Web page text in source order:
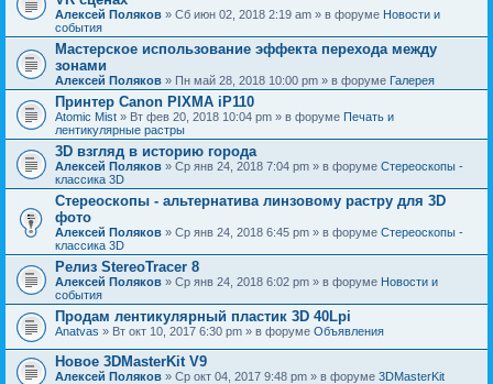
Алексей Поляков » Сб июн 02, 2018 2:19 am » в форуме Новости и
события
Мастерское использование эффекта перехода между
зонами
Алексей Поляков » Пн май 28, 2018 10:00 pm » в форуме Галерея
Принтер Canon PIXMA iP110
Atomic Mist » Вт фев 20, 2018 10:04 pm » в форуме Печать и
лентикулярные растры
3D взгляд в историю города
Алексей Поляков » Ср янв 24, 2018 7:04 pm » в форуме Стереоскопы -
классика 3D
Стереоскопы - альтернатива линзовому растру для 3D
фото
Алексей Поляков » Ср янв 24, 2018 6:45 pm » в форуме Стереоскопы -
классика 3D
Релиз StereoTracer 8
Алексей Поляков » Ср янв 24, 2018 6:02 pm » в форуме Новости и
события
Продам лентикулярный пластик 3D 40Lpi
Anatvas » Вт окт 10, 2017 6:30 pm » в форуме Объявления
Новое 3DMasterKit V9
Алексей Поляков » Ср окт 04, 2017 9:48 pm » в форуме 3DMasterKit